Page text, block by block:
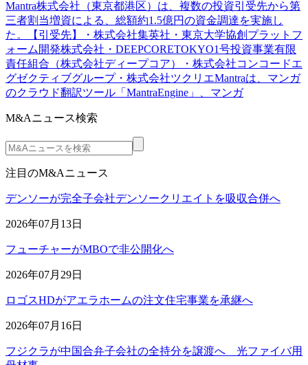
Mantra株式会社（東京都港区）は、複数の投資引受先から第
三者割当増資による、総額約1.5億円の資金調達を実施し
た。【引受先】・株式会社集英社・東京大学協創プラットフ
ォーム開発株式会社・DEEPCORETOKYO1号投資事業有限
責任組合（株式会社ディープコア）・株式会社コンコードエ
グゼクティブグループ・株式会社ツクリエMantraは、マンガ
のクラウド翻訳ツール「MantraEngine」、マンガ
M&Aニュース検索
注目のM&Aニュース
デンソーが完全子会社デンソークリエイトを吸収合併へ
2026年07月13日
フューチャーがMBOで非公開化へ
2026年07月29日
ロゴスHDがアエラホームの注文住宅事業を承継へ
2026年07月16日
フジクラが中国合弁子会社の全持分を譲渡へ 光ファイバ用